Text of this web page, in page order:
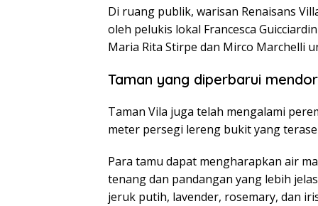
Di ruang publik, warisan Renaisans
oleh pelukis lokal Francesca
Maria Rita Stirpe dan Mirco Marchelli
Taman yang diperbarui
Taman Vila juga telah mengalami
meter persegi lereng bukit yang
Para tamu dapat mengharapkan air
tenang dan pandangan yang lebih
jeruk putih, lavender, rosemary, dan